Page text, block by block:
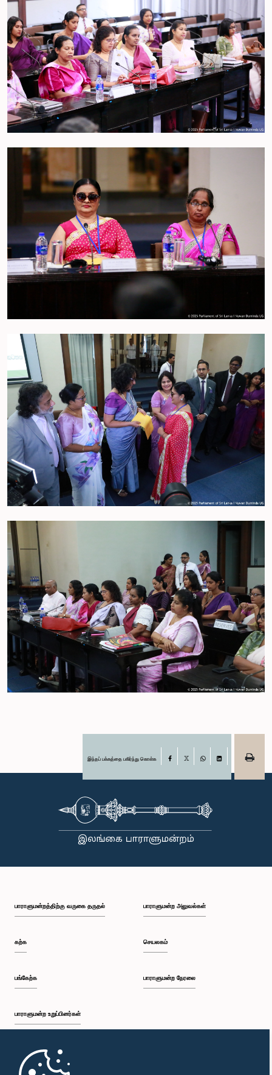
இந்தப் பக்கத்தை பகிர்ந்து கொள்க Facebook
பாராளுமன்றத்திற்கு வருகை தருதல்
கற்க
பங்கேற்க
பாராளுமன்ற உறுப்பினர்கள்
முதற்பக்கம்
பாராளுமன்ற அலுவல்கள்
செயலகம்
பாராளுமன்ற நேரலை